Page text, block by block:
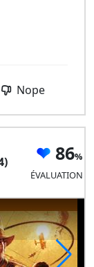
Nope
86
ÉVALUATION